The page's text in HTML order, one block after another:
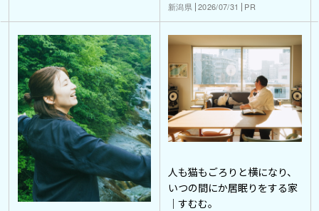
新潟県 2026/07/31 PR
人も猫もごろりと横になり、
いつの間にか居眠りをする家
｜すむむ。